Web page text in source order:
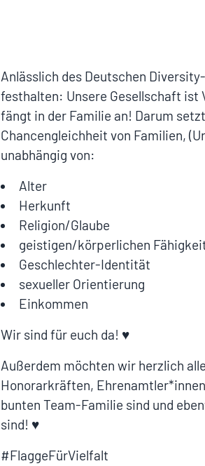
Anlässlich des Deutschen
festhalten: Unsere Gesellschaft
fängt in der Familie an! Darum
Chancengleichheit von Familien,
unabhängig von:
Alter
Herkunft
Religion/Glaube
geistigen/körperlichen
Geschlechter-Identität
sexueller Orientierung
Einkommen
Wir sind für euch da! ♥️
Außerdem möchten wir herzlich
Honorarkräften,
bunten Team-Familie sind und
sind! ♥️
#FlaggeFürVielfalt